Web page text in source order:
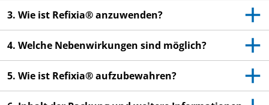
Lesen Sie die gesamte Packungsbeilage sorgfältig
durch, bevor Sie mit der Anwendung dieses
Arzneimittels beginnen, denn sie enthält wichtige
Informationen.
möchten Sie diese später nochmals lesen.
3. Wie ist Refixia® anzuwenden?
4. Welche Nebenwirkungen sind möglich?
5. Wie ist Refixia® aufzubewahren?